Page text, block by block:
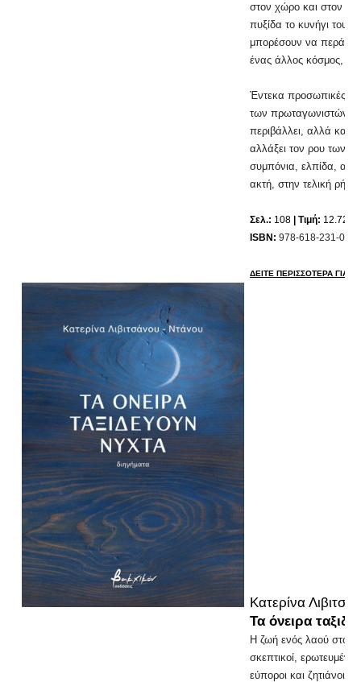
στον χώρο και στον
πυξίδα το κυνήγι του
μπορέσουν να
ένας άλλος κόσμος,
Έντεκα προσωπικές
των πρωταγωνιστών
περιβάλλει, αλλά και
αλλάξει τον ρου των
συμπόνια, ελπίδα,
ακτή, στην τελική
Σελ.: 108 | Τιμή: 12.72
ISBN: 978-618-231-
ΔΕΙΤΕ ΠΕΡΙΣΣΟΤΕΡΑ ΓΙΑ
Κατερίνα
Τα όνειρα
Η ζωή ενός λαού στο
σκεπτικοί,
εύποροι και ζητιάνοι,